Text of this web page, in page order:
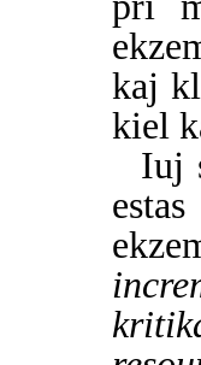
kaj
kiel
Iuj